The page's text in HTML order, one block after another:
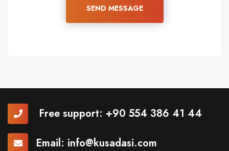
SEND MESSAGE
Free support: +90 554 386 41 44
Email: info@kusadasi.com